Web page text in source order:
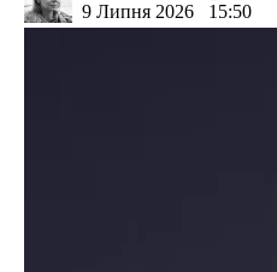
9 Липня 2026
15:50